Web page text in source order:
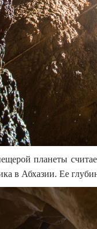
планеты
в Абхазии. Ее